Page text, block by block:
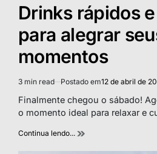
Drinks rápidos
para alegrar
momentos
Estimated
read
3 min read Postado em12 de abril de
Finalmente chegou o sábado!
o momento ideal para relaxar e
Continua lendo...